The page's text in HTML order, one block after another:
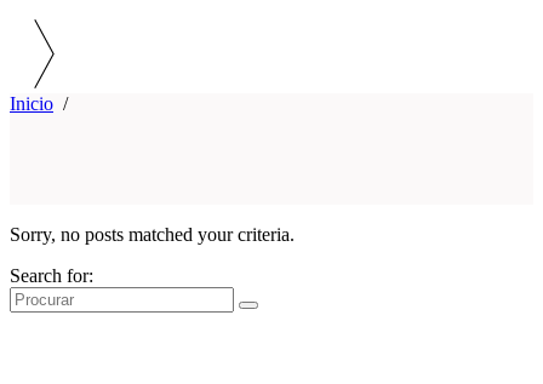
Inicio /
Sorry, no posts matched your criteria.
Search for: